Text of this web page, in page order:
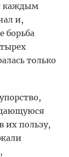
каждым
и,
борьба
только
их пользу,